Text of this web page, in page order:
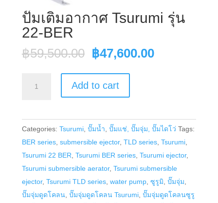
ปั๊มเติมอากาศ Tsurumi รุ่น
22-BER
฿59,500.00 Original
was:
฿59,500.00.
฿47,600.00Current
Tsurumi
รุ่น
22-
BER
quantity
Add to cart
Categories: Tsurumi, ปั๊มน้ำ ปั๊มแช่, ปั๊มจุ่ม, ปั๊มไดโว่ Tags:
BER series, submersible ejector, TLD series, Tsurumi,
Tsurumi 22 BER Tsurumi BER series, Tsurumi ejector,
Tsurumi submersible aerator, Tsurumi submersible
ejector, Tsurumi TLD series, water pump, ซูรูมิ ปั๊มจุ่ม
ปั๊มจุ่มดูดโคลน, ปั๊มจุ่มดูดโคลน Tsurumi, ปั๊มจุ่มดูดโคลนซูรู